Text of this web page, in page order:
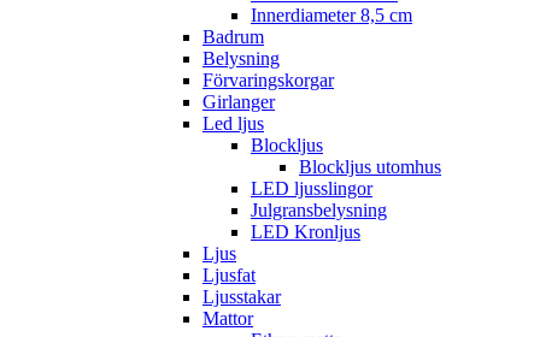
Innerdiameter 8,5 cm
Badrum
Belysning
Förvaringskorgar
Girlanger
Led ljus
Blockljus
Blockljus utomhus
LED ljusslingor
Julgransbelysning
LED Kronljus
Ljus
Ljusfat
Ljusstakar
Mattor